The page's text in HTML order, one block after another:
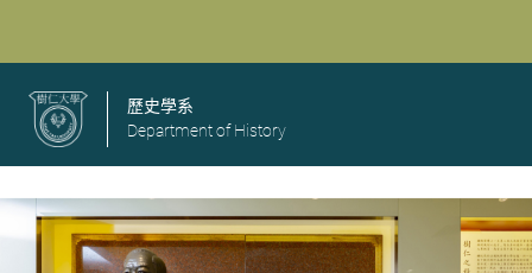
歷史學系
Department of History